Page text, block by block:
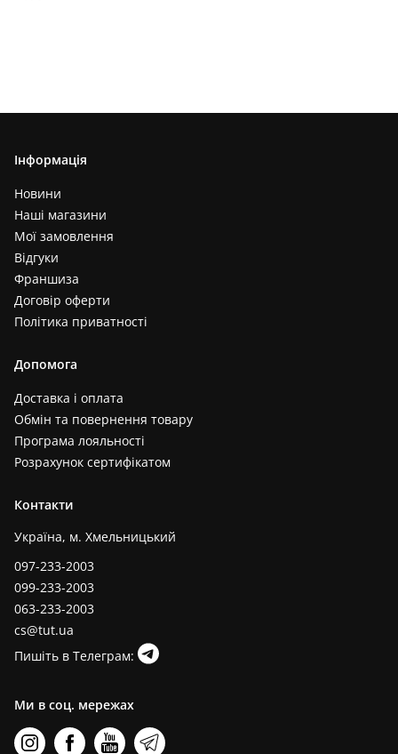
Інформація
Новини
Наші магазини
Мої замовлення
Відгуки
Франшиза
Договір оферти
Політика приватності
Допомога
Доставка і оплата
Обмін та повернення товару
Програма лояльності
Розрахунок сертифікатом
Контакти
Україна, м. Хмельницький
097-233-2003
099-233-2003
063-233-2003
cs@tut.ua
Пишіть в Телеграм:
Ми в соц. мережах